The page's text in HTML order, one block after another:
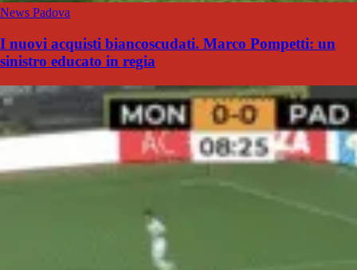
News Padova
I nuovi acquisti biancoscudati. Marco Pompetti: un
sinistro educato in regia